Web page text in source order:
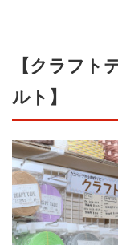
【クラフト
ルト】